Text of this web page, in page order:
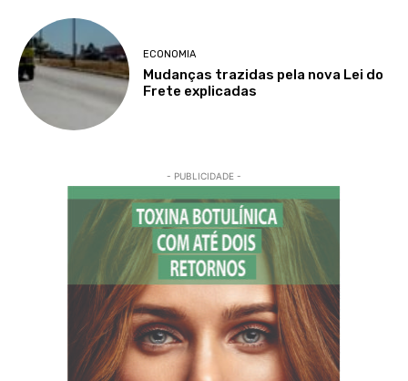
ECONOMIA
Mudanças trazidas pela nova Lei do
Frete explicadas
- PUBLICIDADE -